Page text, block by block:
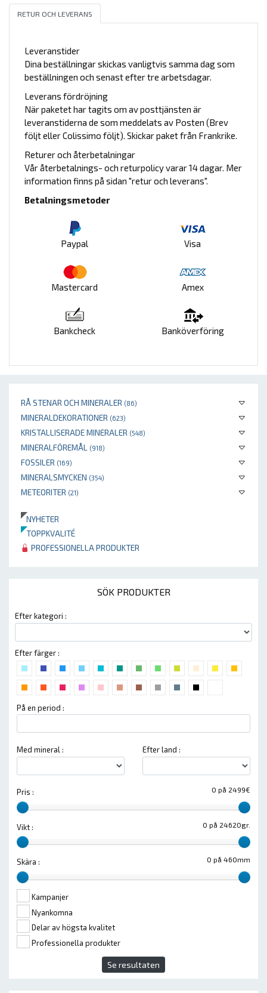
RÅ STENAR OCH MINERALER (86)
MINERALDEKORATIONER (623)
KRISTALLISERADE MINERALER (548)
MINERALFÖREMÅL (918)
FOSSILER (169)
MINERALSMYCKEN (354)
METEORITER (21)
NYHETER
TOPPKVALITÉ
PROFESSIONELLA PRODUKTER
SÖK PRODUKTER
Efter kategori :
Efter färger :
På en period :
Med mineral : Efter land :
0 på 2499€
Pris :
0 på 24620gr.
Vikt :
0 på 460mm
Skära :
Kampanjer
Nyankomna
Delar av högsta kvalitet
Professionella produkter
Se resultaten
RETUR OCH LEVERANS
Leveranstider
Dina beställningar skickas vanligtvis samma dag som
beställningen och senast efter tre arbetsdagar.
Leverans fördröjning
När paketet har tagits om av posttjänsten är
leveranstiderna de som meddelats av Posten (Brev
följt eller Colissimo följt). Skickar paket från Frankrike.
Returer och återbetalningar
Vår återbetalnings- och returpolicy varar 14 dagar. Mer
information finns på sidan "retur och leverans".
Betalningsmetoder
Paypal Visa
Mastercard Amex
Bankcheck Banköverföring